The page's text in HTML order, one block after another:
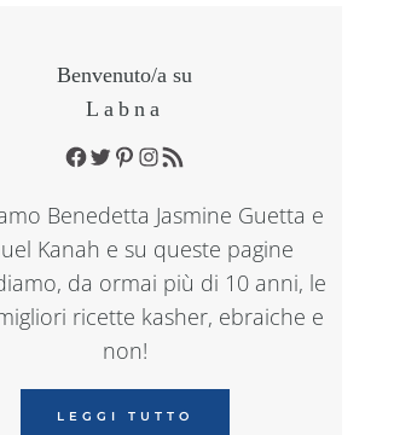
Benvenuto/a su
Labna
Facebook
TwitterPinterest
Instagram
RSS Feed
Benedetta Jasmine Guetta e
Kanah e su queste pagine
da ormai più di 10 anni, le
ricette kasher, ebraiche e
non!
LEGGI TUTTO